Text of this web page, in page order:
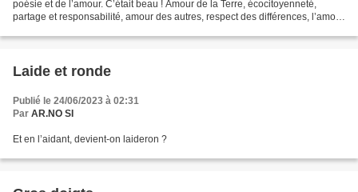
poésie et de l’amour. C’était beau ! Amour de la Terre, écocitoyenneté,
partage et responsabilité, amour des autres, respect des différences, l’amour
Laide et ronde
Publié le 24/06/2023 à 02:31
Par AR.NO SI
Et en l’aidant, devient-on laideron ?